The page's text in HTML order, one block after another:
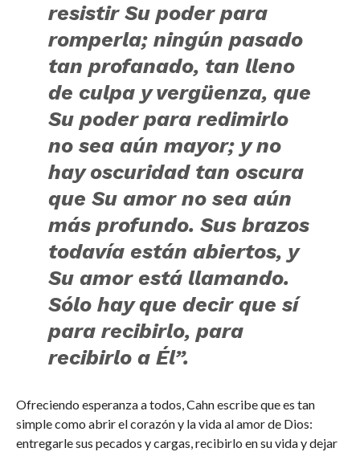
resistir Su poder para
romperla; ningún pasado
tan profanado, tan lleno
de culpa y vergüenza, que
Su poder para redimirlo
no sea aún mayor; y no
hay oscuridad tan oscura
que Su amor no sea aún
más profundo. Sus brazos
todavía están abiertos, y
Su amor está llamando.
Sólo hay que decir que sí
para recibirlo, para
recibirlo a Él”.
Ofreciendo esperanza a todos, Cahn escribe que es tan
simple como abrir el corazón y la vida al amor de Dios:
entregarle sus pecados y cargas, recibirlo en su vida y dejar